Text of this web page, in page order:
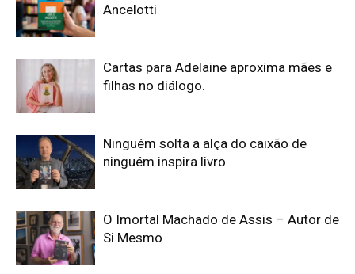
Ancelotti
Cartas para Adelaine aproxima mães e
filhas no diálogo.
Ninguém solta a alça do caixão de
ninguém inspira livro
O Imortal Machado de Assis – Autor de
Si Mesmo